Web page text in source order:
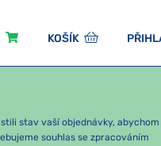
KOŠÍK
stav vaší objednávky, abychom
souhlas se zpracováním